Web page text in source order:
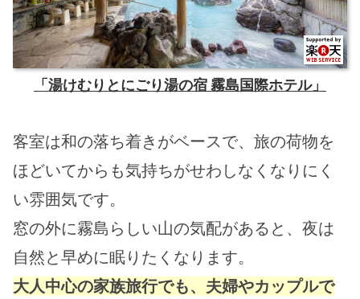
「湯けむりとにごり湯の宿 霧島国際ホテル」
客室は和の落ち着きがベースで、旅の荷物を
ほどいてからも気持ちがせわしなくなりにく
い雰囲気です。
窓の外に霧島らしい山の気配があると、夜は
自然と早めに眠りたくなります。
大人中心の家族旅行でも、夫婦やカップルで